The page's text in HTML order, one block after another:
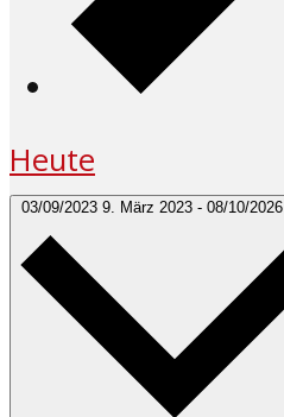
Heute
03/09/2023 9. März 2023 - 08/10/2026